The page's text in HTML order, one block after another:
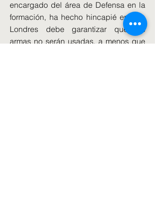
encargado del área de Defensa en la
formación, ha hecho hincapié en que
Londres debe garantizar que las
armas no serán usadas, a menos que